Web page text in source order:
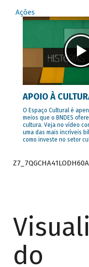
Ações
APOIO À
O Espaço Cultural é
meios que o BNDES
cultura. Veja no vídeo
uma das mais incríveis
como investe no setor
do